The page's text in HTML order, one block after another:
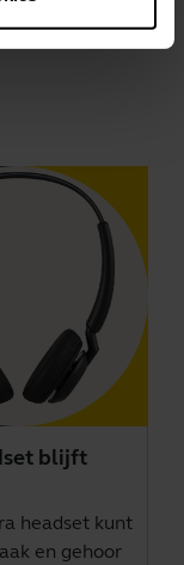
product
blijft
headset kunt
en gehoor